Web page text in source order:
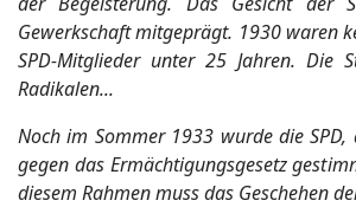
Gewerkschaft mitgeprägt. 1930 waren
SPD-Mitglieder unter 25 Jahren. Die
Radikalen...
Noch im Sommer 1933 wurde die
gegen das Ermächtigungsgesetz
diesem Rahmen muss das Geschehen